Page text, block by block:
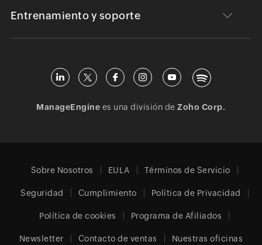
Entrenamiento y soporte
ManageEngine es una división deZoho Corp.
Sobre Nosotros EULA Términos de Servicio
Seguridad Cumplimiento Política de Privacidad
Política de cookies Programa de Afiliados
Newsletter Contacto de ventas Nuestras oficinas